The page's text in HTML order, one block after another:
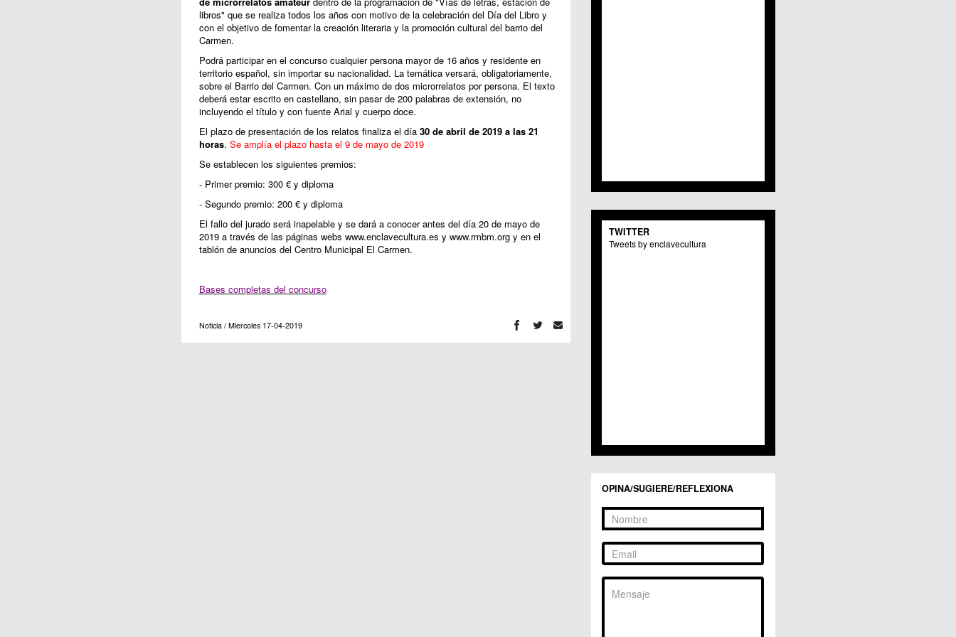
libros" que se realiza todos los años con motivo de la celebración del Día del Libro y
con el objetivo de fomentar la creación literaria y la promoción cultural del barrio del
Carmen.
Podrá participar en el concurso cualquier persona mayor de 16 años y residente en
territorio español, sin importar su nacionalidad. La temática versará, obligatoriamente,
sobre el Barrio del Carmen. Con un máximo de dos microrrelatos por persona. El texto
deberá estar escrito en castellano, sin pasar de 200 palabras de extensión, no
incluyendo el título y con fuente Arial y cuerpo doce.
El plazo de presentación de los relatos finaliza el día 30 de abril de 2019 a las 21
horas. Se amplía el plazo hasta el 9 de mayo de 2019
Se establecen los siguientes premios:
- Primer premio: 300 € y diploma
- Segundo premio: 200 € y diploma
El fallo del jurado será inapelable y se dará a conocer antes del día 20 de mayo de
2019 a través de las páginas webs www.enclavecultura.es y www.rmbm.org y en el
tablón de anuncios del Centro Municipal El Carmen.
Bases completas del concurso
Noticia / Miercoles 17-04-2019
C.C.S. La Paz
C.M. El Carmen
Centros Culturales
C.C. Puertas de Castilla
C.C. Zarandona
TWITTER
Tweets by enclavecultura
OPINA/SUGIERE/REFLEXIONA